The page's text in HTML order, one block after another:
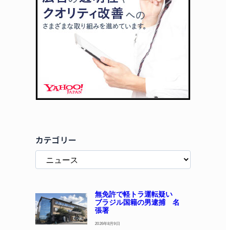
カテゴリー
無免許で軽トラ運転疑い
ブラジル国籍の男逮捕 名
張署
2026年8月9日